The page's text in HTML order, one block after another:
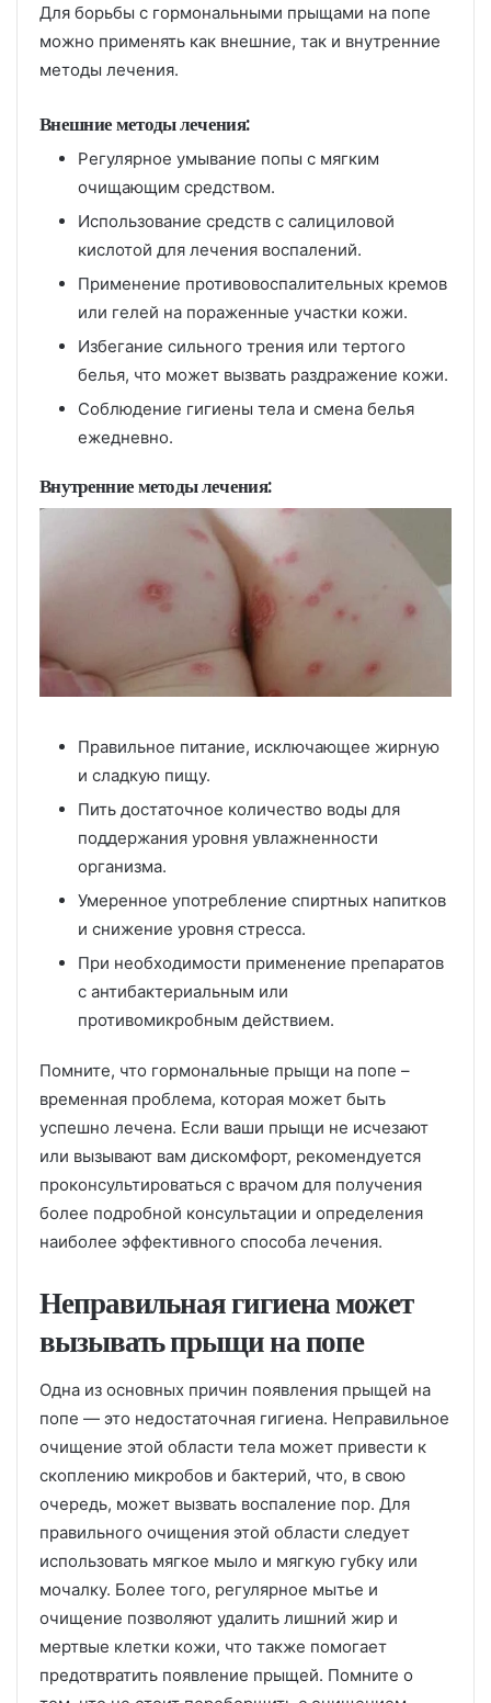
Для борьбы с гормональными прыщами на попе
можно применять как внешние, так и внутренние
методы лечения.
Внешние методы лечения:
Регулярное умывание попы с мягким
очищающим средством.
Использование средств с салициловой
кислотой для лечения воспалений.
Применение противовоспалительных кремов
или гелей на пораженные участки кожи.
Избегание сильного трения или тертого
белья, что может вызвать раздражение кожи.
Соблюдение гигиены тела и смена белья
ежедневно.
Внутренние методы лечения:
Правильное питание, исключающее жирную
и сладкую пищу.
Пить достаточное количество воды для
поддержания уровня увлажненности
организма.
Умеренное употребление спиртных напитков
и снижение уровня стресса.
При необходимости применение препаратов
с антибактериальным или
противомикробным действием.
Помните, что гормональные прыщи на попе –
временная проблема, которая может быть
успешно лечена. Если ваши прыщи не исчезают
или вызывают вам дискомфорт, рекомендуется
проконсультироваться с врачом для получения
более подробной консультации и определения
наиболее эффективного способа лечения.
Неправильная гигиена может
вызывать прыщи на попе
Одна из основных причин появления прыщей на
попе — это недостаточная гигиена. Неправильное
очищение этой области тела может привести к
скоплению микробов и бактерий, что, в свою
очередь, может вызвать воспаление пор. Для
правильного очищения этой области следует
использовать мягкое мыло и мягкую губку или
мочалку. Более того, регулярное мытье и
очищение позволяют удалить лишний жир и
мертвые клетки кожи, что также помогает
предотвратить появление прыщей. Помните о